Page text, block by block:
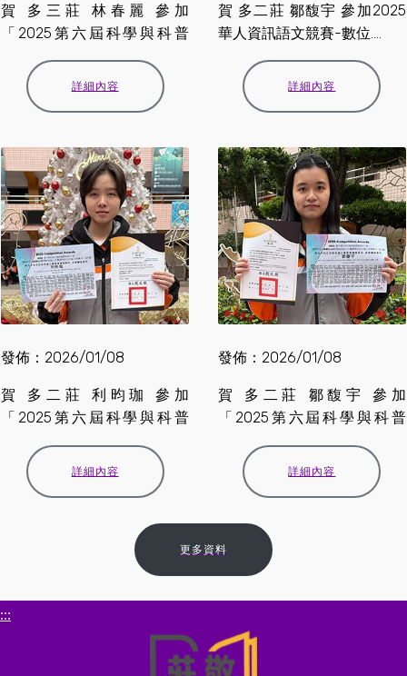
賀 多三莊 林春麗 參加
「2025第六屆科學與科普
詳細內容
賀 多二莊 鄒馥宇 參加2025
華人資訊語文競賽-數位....
詳細內容
發佈：2026/01/08
賀 多二莊 利昀珈 參加
「2025第六屆科學與科普
詳細內容
發佈：2026/01/08
賀 多二莊 鄒馥宇 參加
「2025第六屆科學與科普
詳細內容
更多資料
:::